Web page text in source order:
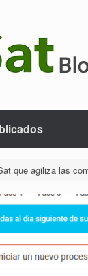
que agiliza las